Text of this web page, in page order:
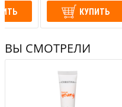
КУПИТЬ
ВЫ СМОТРЕЛИ